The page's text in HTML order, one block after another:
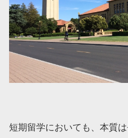
短期留学においても、本質